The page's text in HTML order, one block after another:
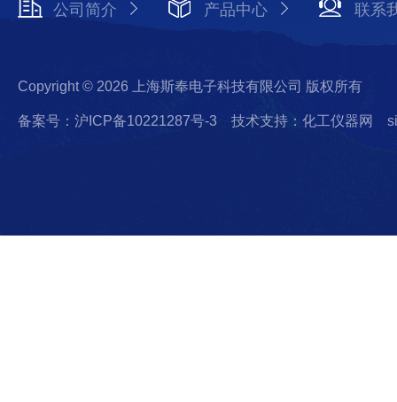
公司简介 产品中心 联系
Copyright © 2026 上海斯奉电子科技有限公司 版权所有
备案号：沪ICP备10221287号-3 技术支持：化工仪器网